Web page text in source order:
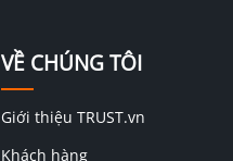
VỀ CHÚNG TÔI
Giới thiệu TRUST.vn
Khách hàng